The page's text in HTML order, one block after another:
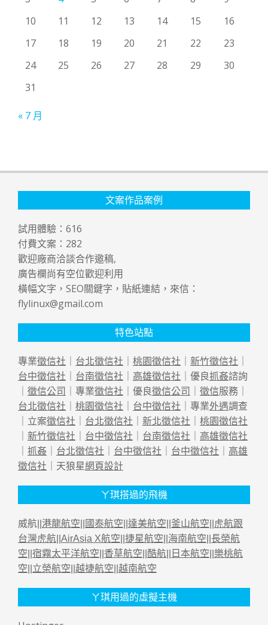
10
11 12 13 14 15
16
17
18 19 20 21 22
23
24
25 26 27 28 29
30
31
« 7 月
文案作品案例
試用體驗： 616
付費文案： 282
歡迎廠商洽談合作邀稿,
廣告欄尚有空位歡迎利用
橫幅文字，SEO關鍵字，貼紙連結，來信：
flylinux@gmail.com
特色站點
專業徵信社 ｜ 台北徵信社 ｜ 桃園徵信社 ｜ 新竹徵信社 ｜
台中徵信社 ｜ 台南徵信社 ｜ 高雄徵信社 ｜優良抓姦諮詢
｜ 徵信公司 ｜專業徵信社 ｜優良徵信公司 ｜ 徵信服務｜
台北徵信社 ｜ 桃園徵信社 ｜ 台中徵信社 ｜專業外遇調查
｜立案徵信社 ｜ 台北徵信社 ｜ 新北徵信社 ｜ 桃園徵信社
｜ 新竹徵信社 ｜ 台中徵信社 ｜ 台南徵信社 ｜ 高雄徵信社
｜ 抓姦 ｜ 台北徵信社 ｜ 台中徵信社 ｜ 台中徵信社 ｜ 高雄
徵信社 ｜天狼星網頁設計
ㄚ琪搭過的飛機
威航|| 港龍航空 國泰航空 達美航空 釜山航空
虎航跟
台灣虎航 AirAsia X航空 捷星航空 海南航空 長榮航
空 宿霧太平洋航空 香草航空 酷航 日本航空 樂桃航
空 立榮航空 越捷航空 越南航空
ㄚ琪用過的虛擬主機